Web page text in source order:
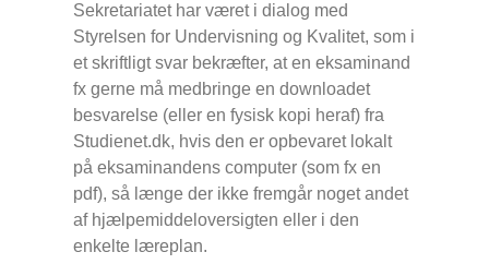
Sekretariatet har været i dialog med
Styrelsen for Undervisning og Kvalitet, som i
et skriftligt svar bekræfter, at en eksaminand
fx gerne må medbringe en downloadet
besvarelse (eller en fysisk kopi heraf) fra
Studienet.dk, hvis den er opbevaret lokalt
på eksaminandens computer (som fx en
pdf), så længe der ikke fremgår noget andet
af hjælpemiddeloversigten eller i den
enkelte læreplan.